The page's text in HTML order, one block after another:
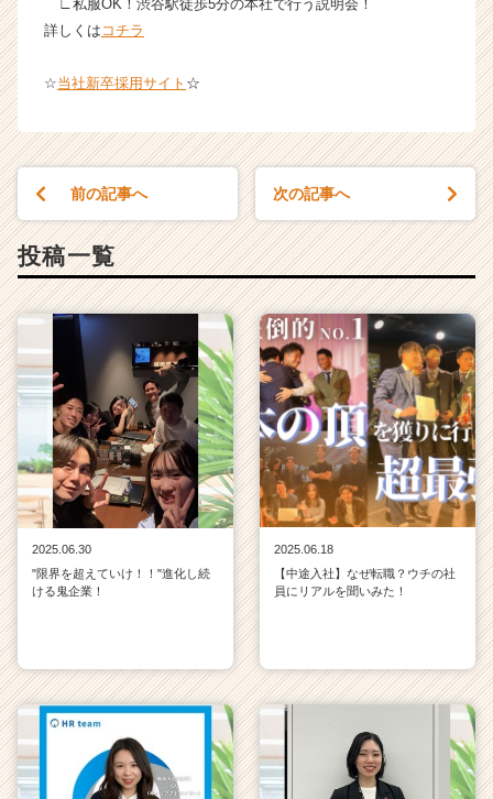
∟私服OK！渋谷駅徒歩5分の本社で行う説明会！
詳しくは コチラ
☆当社新卒採用サイト ☆
前の記事へ 次の記事へ
投稿一覧
2025.06.30
"限界を超えていけ！！"進化し続
ける鬼企業！
2025.06.18
【中途入社】なぜ転職？ウチの社
員にリアルを聞いみた！